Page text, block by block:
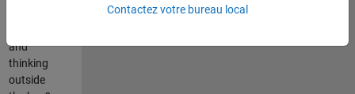
and
thinking
outside
Contactez votre bureau local